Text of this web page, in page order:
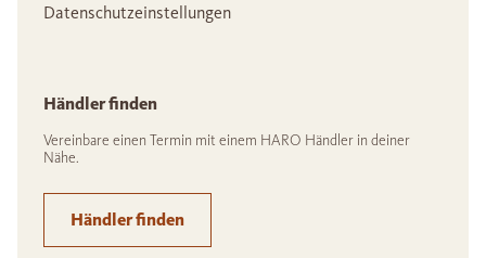
Datenschutzeinstellungen
Händler finden
Vereinbare einen Termin mit einem HARO Händler in deiner
Nähe.
Händler finden